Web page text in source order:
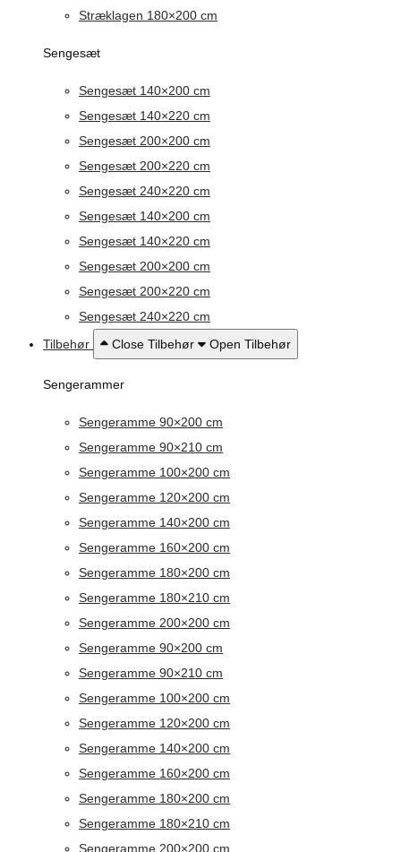
Stræklagen 180×200 cm
Sengesæt
Sengesæt 140×200 cm
Sengesæt 140×220 cm
Sengesæt 200×200 cm
Sengesæt 200×220 cm
Sengesæt 240×220 cm
Sengesæt 140×200 cm
Sengesæt 140×220 cm
Sengesæt 200×200 cm
Sengesæt 200×220 cm
Sengesæt 240×220 cm
Tilbehør
Close Tilbehør Open Tilbehør
Sengerammer
Sengeramme 90×200 cm
Sengeramme 90×210 cm
Sengeramme 100×200 cm
Sengeramme 120×200 cm
Sengeramme 140×200 cm
Sengeramme 160×200 cm
Sengeramme 180×200 cm
Sengeramme 180×210 cm
Sengeramme 200×200 cm
Sengeramme 90×200 cm
Sengeramme 90×210 cm
Sengeramme 100×200 cm
Sengeramme 120×200 cm
Sengeramme 140×200 cm
Sengeramme 160×200 cm
Sengeramme 180×200 cm
Sengeramme 180×210 cm
Sengeramme 200×200 cm